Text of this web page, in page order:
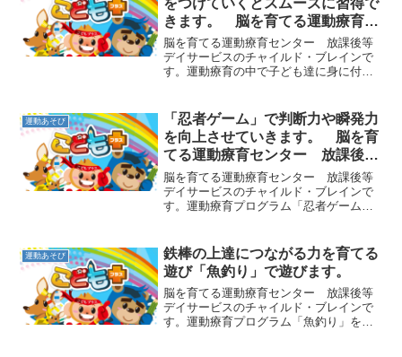
をつけていくとスムーズに習得で
きます。 脳を育てる運動療育セ
ンター 放課後等デイサービスの
チャイルド・ブレイン
脳を育てる運動療育センター 放課後等
デイサービスのチャイルド・ブレインで
す。運動療育の中で子ども達に身に付け
ども達が弱くなっている力の１つで、こ
の力をつけていきながら、...
運動あそび
「忍者ゲーム」で判断力や瞬発力
を向上させていきます。 脳を育
てる運動療育センター 放課後等
デイサービスのチャイルド・ブレ
イン
脳を育てる運動療育センター 放課後等
デイサービスのチャイルド・ブレインで
す。運動療育プログラム「忍者ゲーム」
から落ちないように遊ぶことを約束しま
す。そしたら、指導者は新...
運動あそび
鉄棒の上達につながる力を育てる
遊び「魚釣り」で遊びます。
脳を育てる運動療育センター 放課後等
デイサービスのチャイルド・ブレインで
す。運動療育プログラム「魚釣り」をご